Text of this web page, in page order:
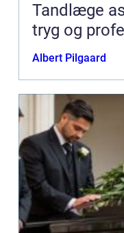
Tandlæge asnæs
tryg og
Albert Pilgaard